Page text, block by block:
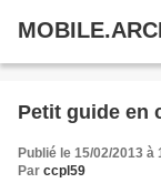
Petit guide en
Publié le 15/02/2013 à
Par ccpl59